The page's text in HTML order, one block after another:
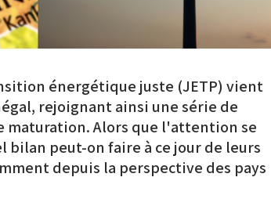
énergétique juste (JETP) vient
rejoignant ainsi une série de
maturation. Alors que l'attention se
peut-on faire à ce jour de leurs
depuis la perspective des pays